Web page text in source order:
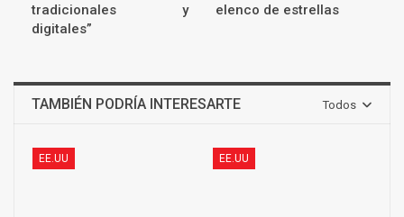
tradicionales y
digitales”
elenco de estrellas
Todos
TAMBIÉN PODRÍA INTERESARTE
EE.UU EE.UU